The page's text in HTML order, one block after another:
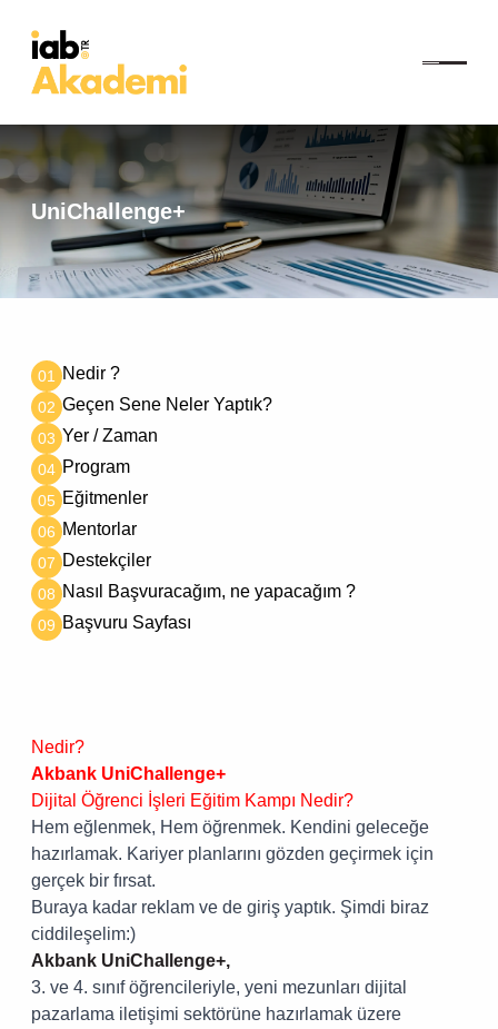
UniChallenge+
01 Nedir ?
02 Geçen Sene Neler Yaptık?
03 Yer / Zaman
04 Program
05 Eğitmenler
06 Mentorlar
07 Destekçiler
08 Nasıl Başvuracağım, ne yapacağım ?
09 Başvuru Sayfası
Nedir?
Akbank UniChallenge+
Dijital Öğrenci İşleri Eğitim Kampı Nedir?
Hem eğlenmek, Hem öğrenmek. Kendini geleceğe
hazırlamak. Kariyer planlarını gözden geçirmek için
gerçek bir fırsat.
Buraya kadar reklam ve de giriş yaptık. Şimdi biraz
ciddileşelim:)
Akbank UniChallenge+,
3. ve 4. sınıf öğrencileriyle, yeni mezunları dijital
pazarlama iletişimi sektörüne hazırlamak üzere